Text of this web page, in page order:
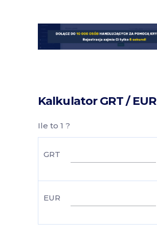
Kalkulator GRT / EUR
Ile to 1 ?
GRT
EUR